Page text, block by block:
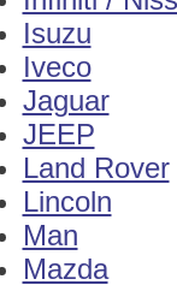
Isuzu
Iveco
Jaguar
JEEP
Land Rover
Lincoln
Man
Mazda